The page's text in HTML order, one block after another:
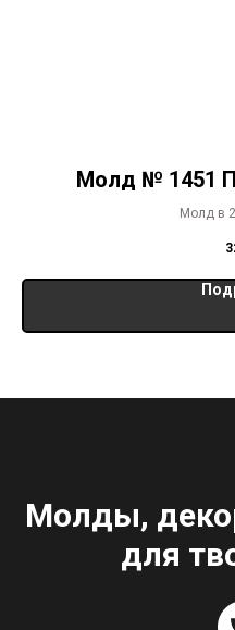
Молд № 1451
Молд в
Молды,
для